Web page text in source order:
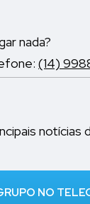
nada?
(14)
notícias
NO